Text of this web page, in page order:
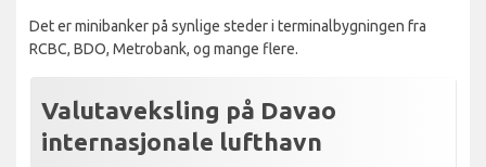
Det er minibanker på synlige steder i terminalbygningen fra
RCBC, BDO, Metrobank, og mange flere.
Valutaveksling på Davao
internasjonale lufthavn